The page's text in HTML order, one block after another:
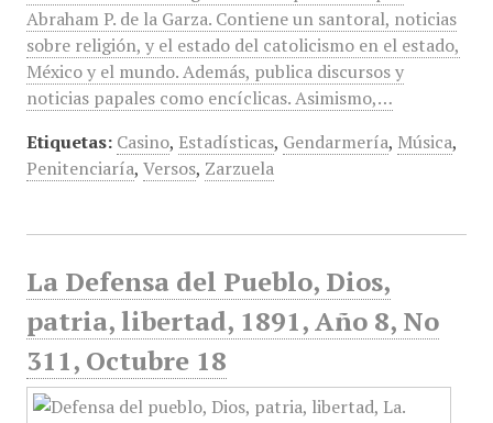
Abraham P. de la Garza. Contiene un santoral, noticias
sobre religión, y el estado del catolicismo en el estado,
México y el mundo. Además, publica discursos y
noticias papales como encíclicas. Asimismo,…
Etiquetas: Casino, Estadísticas, Gendarmería, Música,
Penitenciaría, Versos, Zarzuela
La Defensa del Pueblo, Dios,
patria, libertad, 1891, Año 8, No
311, Octubre 18